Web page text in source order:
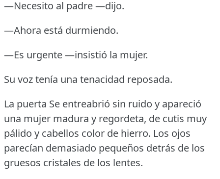
—Necesito al padre —dijo.
—Ahora está durmiendo.
—Es urgente —insistió la mujer.
Su voz tenía una tenacidad reposada.
La puerta Se entreabrió sin ruido y apareció
una mujer madura y regordeta, de cutis muy
pálido y cabellos color de hierro. Los ojos
parecían demasiado pequeños detrás de los
gruesos cristales de los lentes.